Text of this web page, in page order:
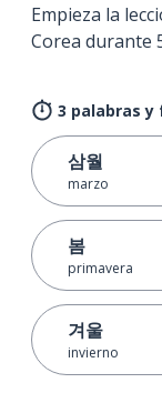
Empieza la
Corea durante
3 palabras y
삼월
marzo
봄
primavera
겨울
invierno